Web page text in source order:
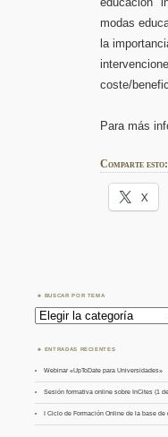
modas
la
coste/
Para más
Comparte esto:
X
BUSCAR POR TEMA
Buscar
por
Tema
ENTRADAS RECIENTES
Webinar «UpToDate para Universidades»
Sesión formativa online sobre InCites (1
I Ciclo de Formación Online de la base